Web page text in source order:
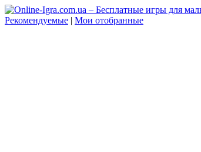
Рекомендуемые | Мои отобранные